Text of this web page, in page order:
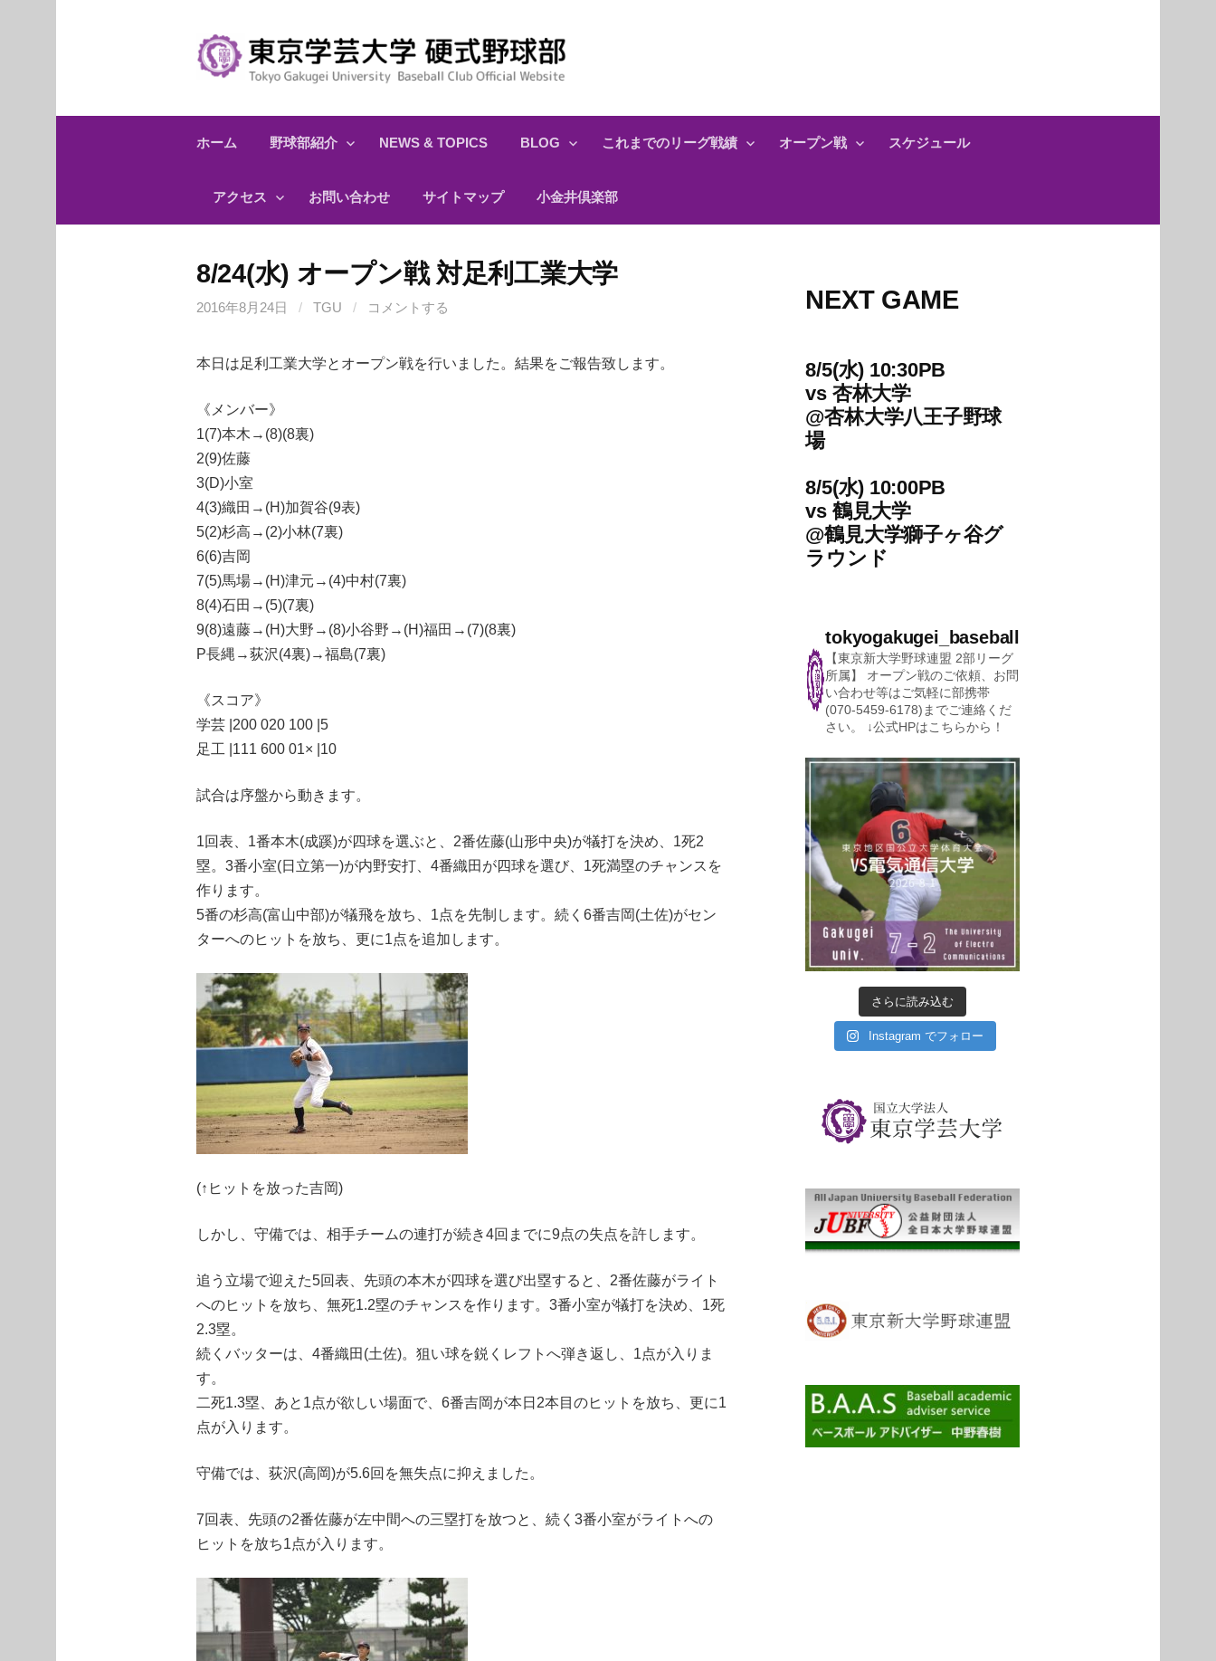
ホーム 野球部紹介 NEWS & TOPICS BLOG これまでのリーグ戦績 オープン戦 スケジュール
アクセス お問い合わせ サイトマップ 小金井倶楽部
8/24(水) オープン戦 対足利工業大学
2016年8月24日 / TGU / コメントする
本日は足利工業大学とオープン戦を行いました。結果をご報告致します。
《メンバー》
1(7)本木→(8)(8裏)
2(9)佐藤
3(D)小室
4(3)織田→(H)加賀谷(9表)
5(2)杉高→(2)小林(7裏)
6(6)吉岡
7(5)馬場→(H)津元→(4)中村(7裏)
8(4)石田→(5)(7裏)
9(8)遠藤→(H)大野→(8)小谷野→(H)福田→(7)(8裏)
P長縄→荻沢(4裏)→福島(7裏)
《スコア》
学芸 |200 020 100 |5
足工 |111 600 01× |10
試合は序盤から動きます。
1回表、1番本木(成蹊)が四球を選ぶと、2番佐藤(山形中央)が犠打を決め、1死2
塁。3番小室(日立第一)が内野安打、4番織田が四球を選び、1死満塁のチャンスを
作ります。
5番の杉高(富山中部)が犠飛を放ち、1点を先制します。続く6番吉岡(土佐)がセン
ターへのヒットを放ち、更に1点を追加します。
(↑ヒットを放った吉岡)
しかし、守備では、相手チームの連打が続き4回までに9点の失点を許します。
追う立場で迎えた5回表、先頭の本木が四球を選び出塁すると、2番佐藤がライト
へのヒットを放ち、無死1.2塁のチャンスを作ります。3番小室が犠打を決め、1死
2.3塁。
続くバッターは、4番織田(土佐)。狙い球を鋭くレフトへ弾き返し、1点が入りま
す。
二死1.3塁、あと1点が欲しい場面で、6番吉岡が本日2本目のヒットを放ち、更に1
点が入ります。
守備では、荻沢(高岡)が5.6回を無失点に抑えました。
7回表、先頭の2番佐藤が左中間への三塁打を放つと、続く3番小室がライトへの
ヒットを放ち1点が入ります。
NEXT GAME
8/5(水) 10:30PB
vs杏林大学
@杏林大学八王子野球
場
8/5(水) 10:00PB
vs鶴見大学
@鶴見大学獅子ヶ谷グ
ラウンド
tokyogakugei_baseball
【東京新大学野球連盟 2部リーグ
所属】
オープン戦のご依頼、お問
い合わせ等はご気軽に部携帯
(070-5459-6178)までご連絡くだ
さい。
↓公式HPはこちらから！
さらに読み込む
Instagram でフォロー